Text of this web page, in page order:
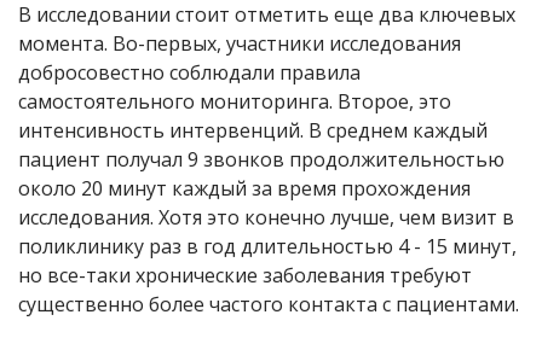
В исследовании стоит отметить еще два ключевых
момента. Во-первых, участники исследования
добросовестно соблюдали правила
самостоятельного мониторинга. Второе, это
интенсивность интервенций. В среднем каждый
пациент получал 9 звонков продолжительностью
около 20 минут каждый за время прохождения
исследования. Хотя это конечно лучше, чем визит в
поликлинику раз в год длительностью 4 - 15 минут,
но все-таки хронические заболевания требуют
существенно более частого контакта с пациентами.